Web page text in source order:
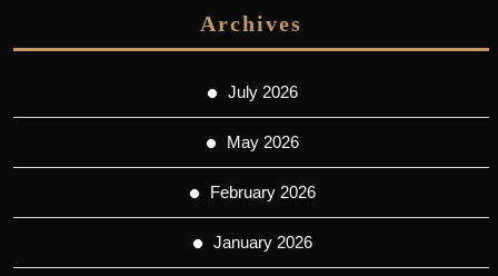
Archives
July 2026
May 2026
February 2026
January 2026